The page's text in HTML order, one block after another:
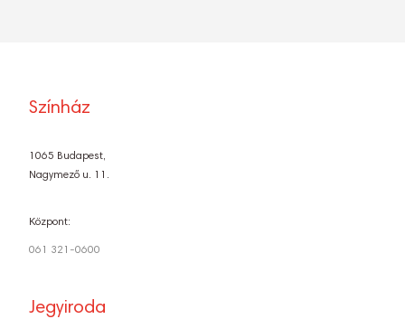
Színház
1065 Budapest,
Nagymező u. 11.
Központ:
061 321-0600
Jegyiroda